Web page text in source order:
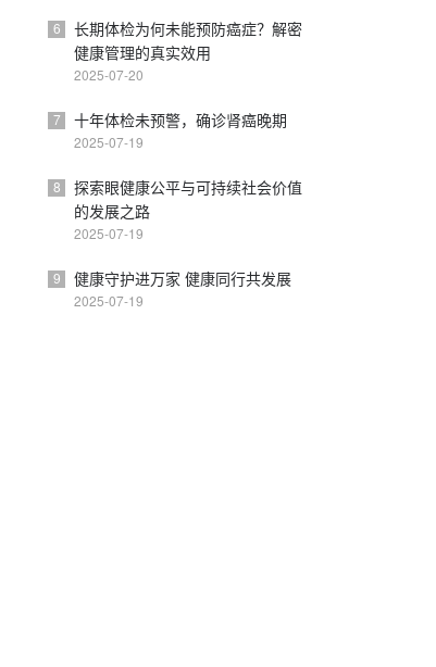
长期体检为何未能预防癌症？解密
健康管理的真实效用
2025-07-20
6
十年体检未预警，确诊肾癌晚期
2025-07-19
7
探索眼健康公平与可持续社会价值
的发展之路
2025-07-19
8
健康守护进万家 健康同行共发展
2025-07-19
9